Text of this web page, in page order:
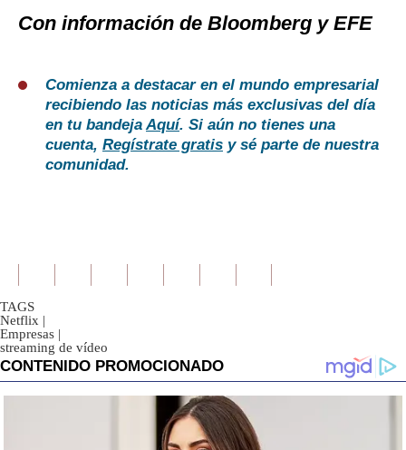
Con información de Bloomberg y EFE
Comienza a destacar en el mundo empresarial
recibiendo las noticias más exclusivas del día
en tu bandejaAquí. Si aún no tienes una
cuenta, Regístrate gratis y sé parte de nuestra
comunidad.
TAGS
Netflix |
Empresas |
streaming de vídeo